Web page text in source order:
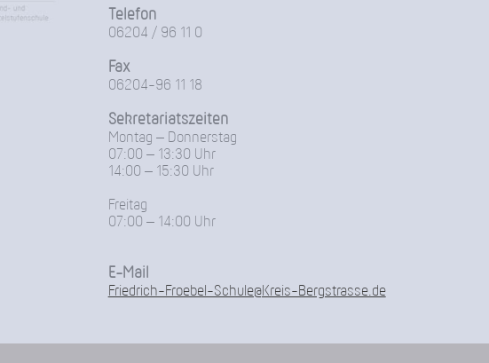
Telefon
06204 / 96 11 0
Fax
06204-96 11 18
Sekretariatszeiten
Montag – Donnerstag
07:00 – 13:30 Uhr
14:00 – 15:30 Uhr
Freitag
07:00 – 14:00 Uhr
E-Mail
Friedrich-Froebel-Schule@Kreis-Bergstrasse.de